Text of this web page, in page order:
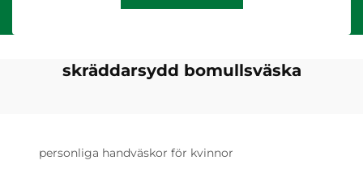
skräddarsydd bomullsväska
personliga handväskor för kvinnor